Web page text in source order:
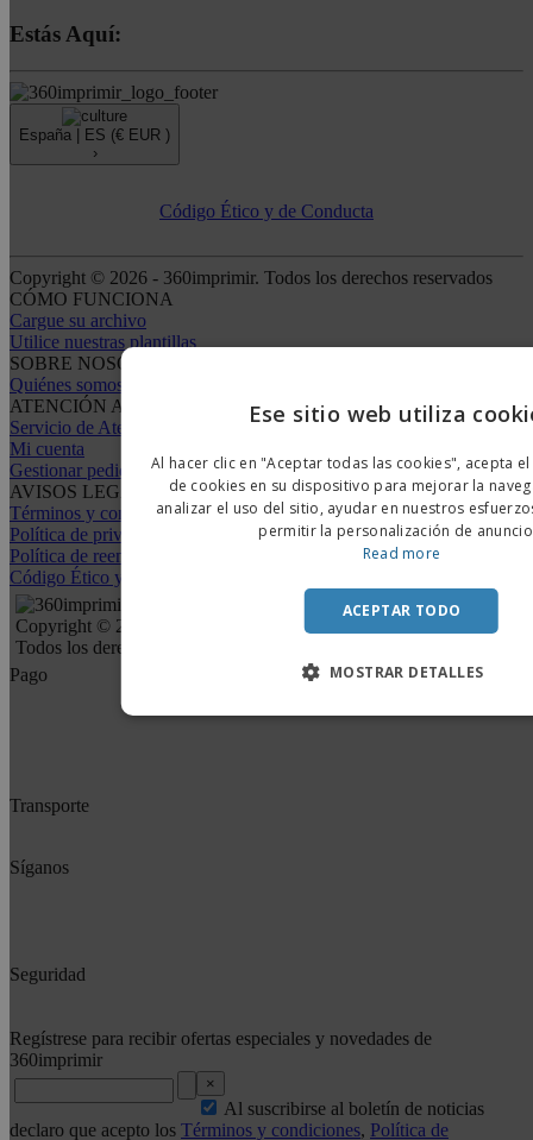
Estás Aquí:
España | ES (€ EUR )
›
Código Ético y de Conducta
Copyright © 2026 - 360imprimir. Todos los derechos reservados
CÓMO FUNCIONA
Cargue su archivo
Utilice nuestras plantillas
SOBRE NOSOTROS
Quiénes somos
ATENCIÓN AL CLIENTE
Servicio de Atención al Cliente
Mi cuenta
Gestionar pedidos
AVISOS LEGALES
Términos y condiciones
Política de privacidad
Política de reembolso y devolución
Código Ético y de Conducta
Copyright © 2026 - 360imprimir.
Todos los derechos reservados
Pago
Transporte
Síganos
Seguridad
Regístrese para recibir ofertas especiales y novedades de
360imprimir
×
Al suscribirse al boletín de noticias
declaro que acepto los Términos y condiciones, Política de
Ese sitio web utiliza
Al hacer clic en "Aceptar todas las cookies", acepta
de cookies en su dispositivo para mejorar la
analizar el uso del sitio, ayudar en nuestros
permitir la personalización de
Read more
ACEPTAR TODO
MOSTRAR DETALLES